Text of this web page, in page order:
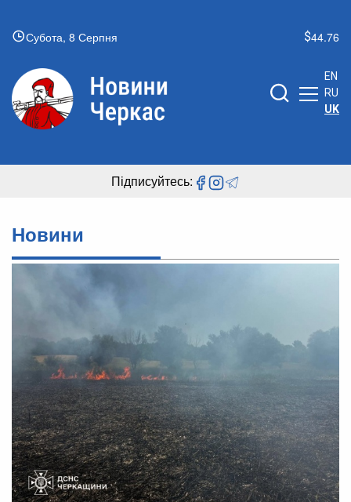
Субота, 8 Серпня 44.76
EN
RU
UK
Підписуйтесь:
Новини